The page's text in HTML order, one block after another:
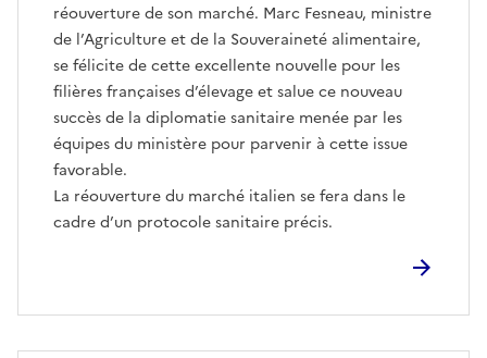
réouverture de son marché. Marc Fesneau, ministre
de l’Agriculture et de la Souveraineté alimentaire,
se félicite de cette excellente nouvelle pour les
filières françaises d’élevage et salue ce nouveau
succès de la diplomatie sanitaire menée par les
équipes du ministère pour parvenir à cette issue
favorable.
La réouverture du marché italien se fera dans le
cadre d’un protocole sanitaire précis.